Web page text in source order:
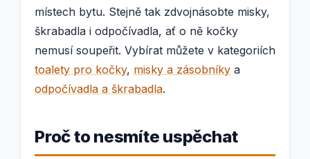
místech bytu. Stejně tak zdvojnásobte misky,
škrabadla i odpočívadla, ať o ně kočky
nemusí soupeřit. Vybírat můžete v kategoriích
toalety pro kočky, misky a zásobníky a
odpočívadla a škrabadla.
Proč to nesmíte uspěchat